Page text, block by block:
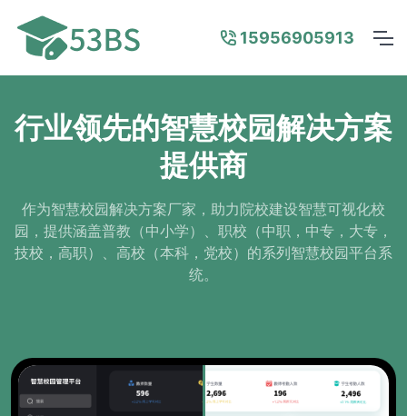
15956905913
行业领先的智慧校园解决方案
提供商
作为智慧校园解决方案厂家，助力院校建设智慧可视化校
园，提供涵盖普教（中小学）、职校（中职，中专，大专，
技校，高职）、高校（本科，党校）的系列智慧校园平台系
统。